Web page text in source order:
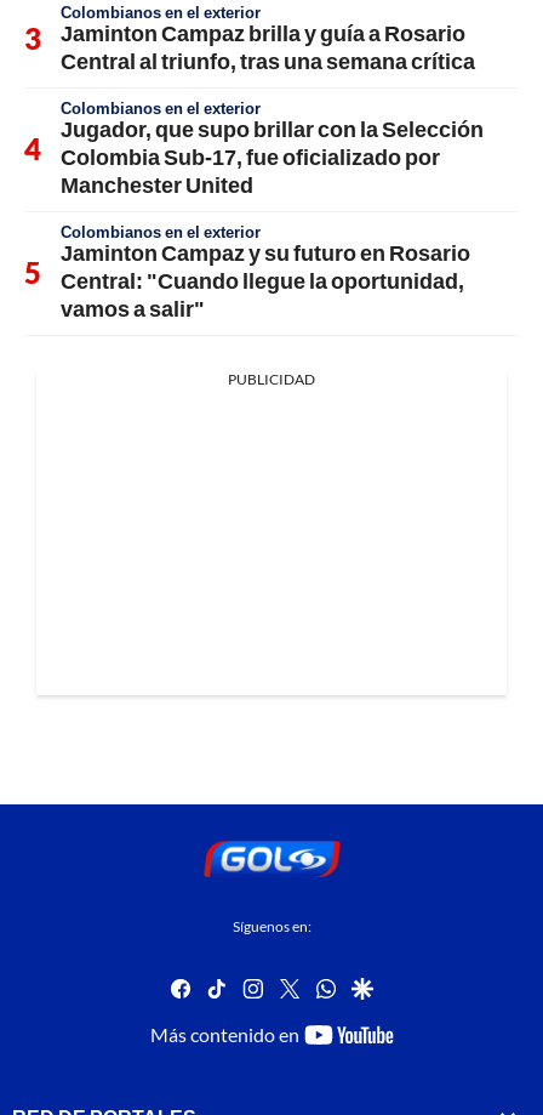
Colombianos en el exterior
Jaminton Campaz brilla y guía a Rosario
Central al triunfo, tras una semana crítica
Colombianos en el exterior
Jugador, que supo brillar con la Selección
Colombia Sub-17, fue oficializado por
Manchester United
Colombianos en el exterior
Jaminton Campaz y su futuro en Rosario
Central: "Cuando llegue la oportunidad,
vamos a salir"
PUBLICIDAD
Síguenos en:
facebook
tiktok instagram
twitterwhatsapp
google
Más contenido en
youtube-